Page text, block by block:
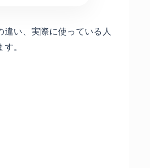
い、実際に使っている人
。